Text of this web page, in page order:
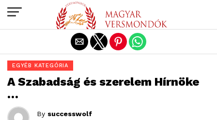
EGYÉB KATEGÓRIA
A Szabadság és szerelem Hírnöke
…
By successwolf
Exit mobile version